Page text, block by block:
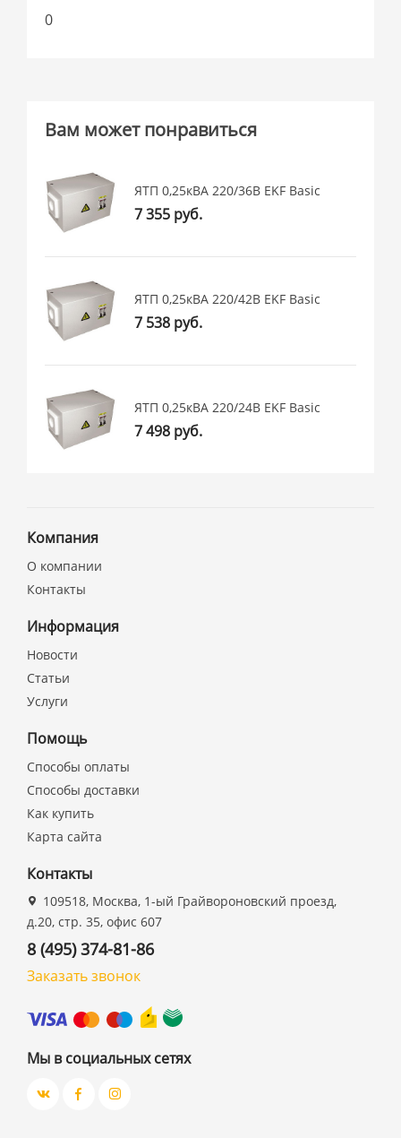
0
Вам может понравиться
ЯТП 0,25кВА 220/36В EKF Basic
7 355 руб.
ЯТП 0,25кВА 220/42В EKF Basic
7 538 руб.
ЯТП 0,25кВА 220/24В EKF Basic
7 498 руб.
Компания
О компании
Контакты
Информация
Новости
Статьи
Услуги
Помощь
Способы оплаты
Способы доставки
Как купить
Карта сайта
Контакты
109518, Москва, 1-ый Грайвороновский проезд,
д.20, стр. 35, офис 607
8 (495) 374-81-86
Заказать звонок
Мы в социальных сетях